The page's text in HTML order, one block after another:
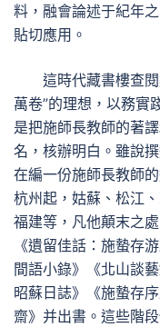
料，融會論述于紀年
貼切應用。
這時代藏書樓查
萬卷”的理想，以務實
是把施師長教師的著
名，核辦明白。雖說
在編一份施師長教師
杭州起，姑蘇、松江
福建等，凡他顛末之
《遺留佳話：施蟄存
間語小錄》《北山談
昭蘇日誌》《施蟄存
齋》并出書。這些階